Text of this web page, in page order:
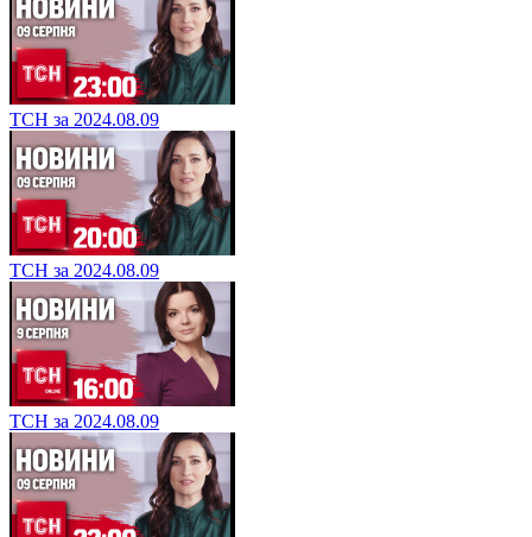
ТСН за 2024.08.09
ТСН за 2024.08.09
ТСН за 2024.08.09